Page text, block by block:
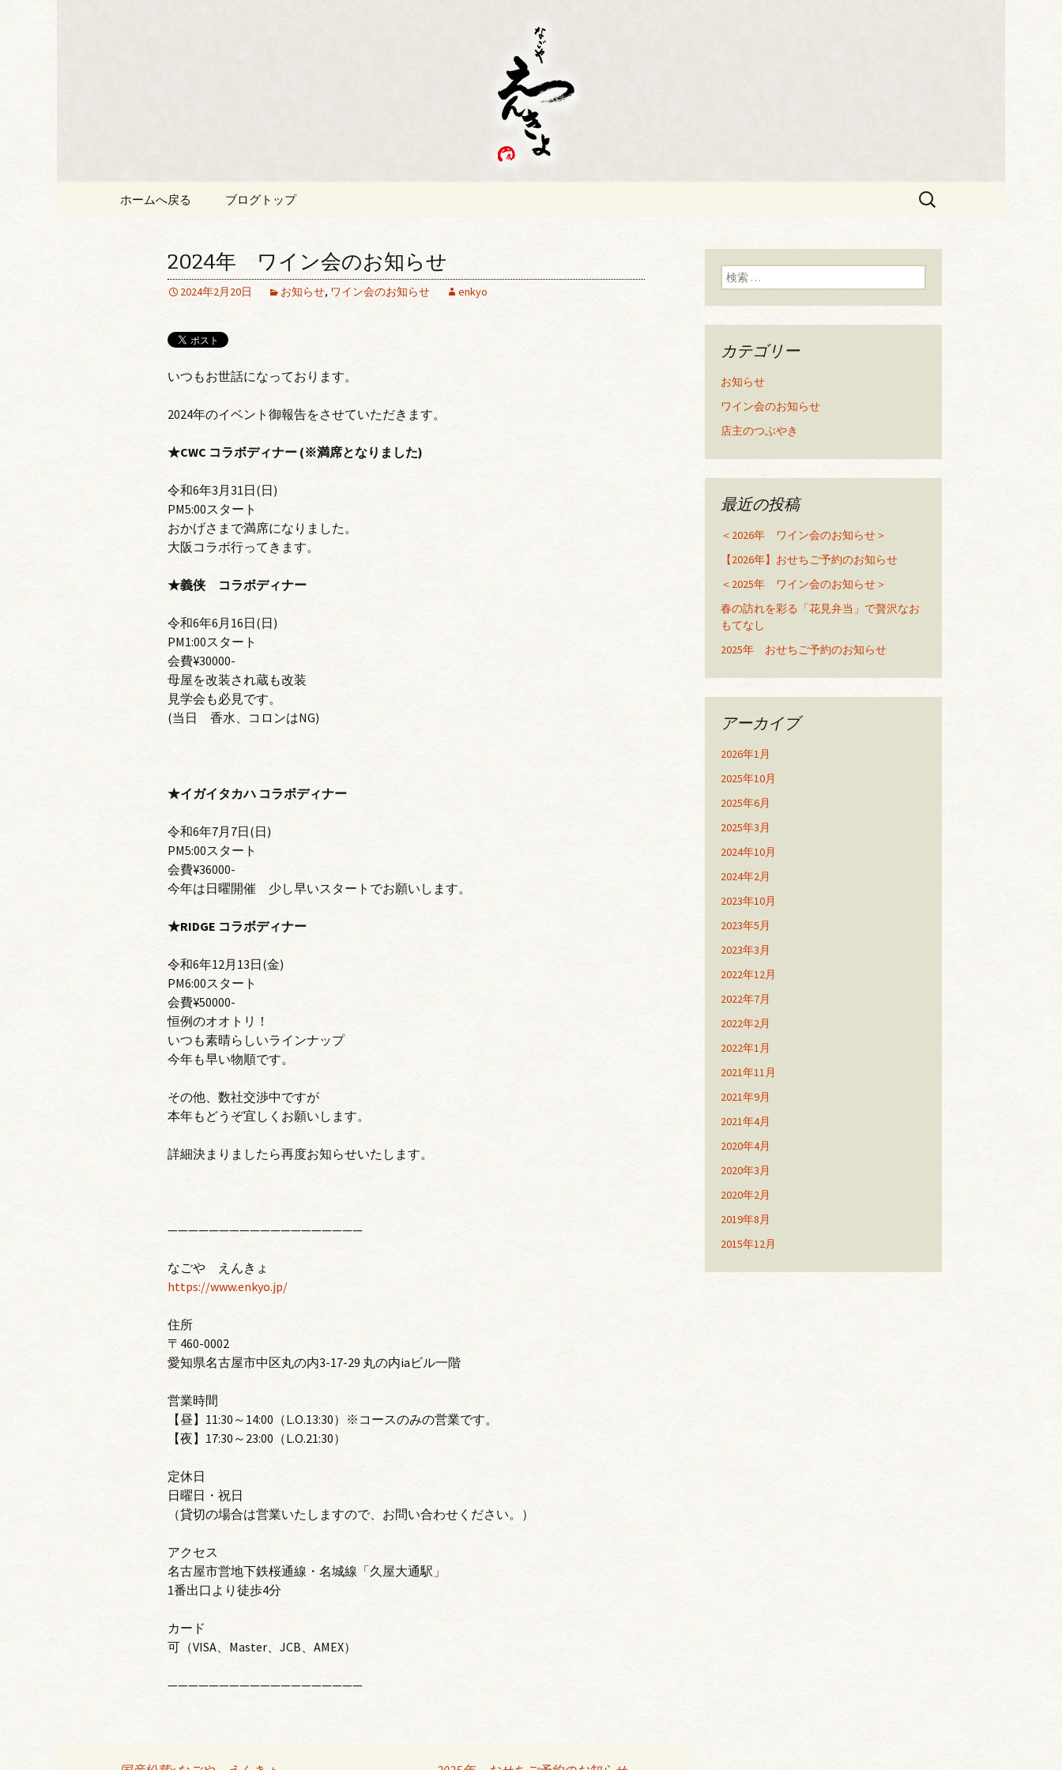
コンテンツへ移動
ホームへ戻る ブログトップ
検
2024年 ワイン会のお知らせ
2024年2月20日 お知らせ, ワイン会のお知らせ enkyo
いつもお世話になっております。
2024年のイベント御報告をさせていただきます。
★CWC コラボディナー (※満席となりました)
令和6年3月31日(日)
PM5:00スタート
おかげさまで満席になりました。
大阪コラボ行ってきます。
★義侠 コラボディナー
令和6年6月16日(日)
PM1:00スタート
会費¥30000-
母屋を改装され蔵も改装
見学会も必見です。
(当日 香水、コロンはNG)
★イガイタカハ コラボディナー
令和6年7月7日(日)
PM5:00スタート
会費¥36000-
今年は日曜開催 少し早いスタートでお願いします。
★RIDGE コラボディナー
令和6年12月13日(金)
PM6:00スタート
会費¥50000-
恒例のオオトリ！
いつも素晴らしいラインナップ
今年も早い物順です。
その他、数社交渉中ですが
本年もどうぞ宜しくお願いします。
詳細決まりましたら再度お知らせいたします。
———————————————————
なごや えんきょ
https://www.enkyo.jp/
住所
〒460-0002
愛知県名古屋市中区丸の内3-17-29 丸の内iaビル一階
営業時間
【昼】11:30～14:00（L.O.13:30）※コースのみの営業です。
【夜】17:30～23:00（L.O.21:30）
定休日
日曜日・祝日
（貸切の場合は営業いたしますので、お問い合わせください。）
アクセス
名古屋市営地下鉄桜通線・名城線「久屋大通駅」
1番出口より徒歩4分
カード
可（VISA、Master、JCB、AMEX）
———————————————————
検索:
カテゴリー
お知らせ
ワイン会のお知らせ
店主のつぶやき
最近の投稿
＜2026年 ワイン会のお知らせ＞
【2026年】おせちご予約のお知らせ
＜2025年 ワイン会のお知らせ＞
春の訪れを彩る「花見弁当」で贅沢なお
もてなし
2025年 おせちご予約のお知らせ
アーカイブ
2026年1月
2025年10月
2025年6月
2025年3月
2024年10月
2024年2月
2023年10月
2023年5月
2023年3月
2022年12月
2022年7月
2022年2月
2022年1月
2021年11月
2021年9月
2021年4月
2020年4月
2020年3月
2020年2月
2019年8月
2015年12月